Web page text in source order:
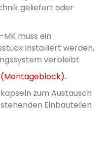
geliefert oder
muss ein
installiert werden,
verbleibt.
zum Austausch
Einbauteilen